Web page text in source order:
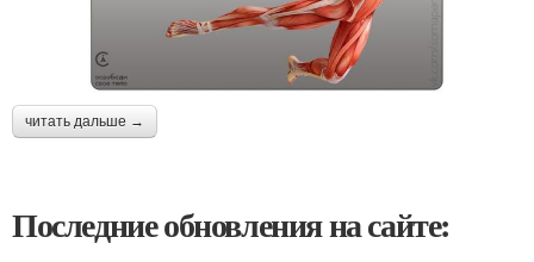
читать дальше →
Последние обновления на сайте: